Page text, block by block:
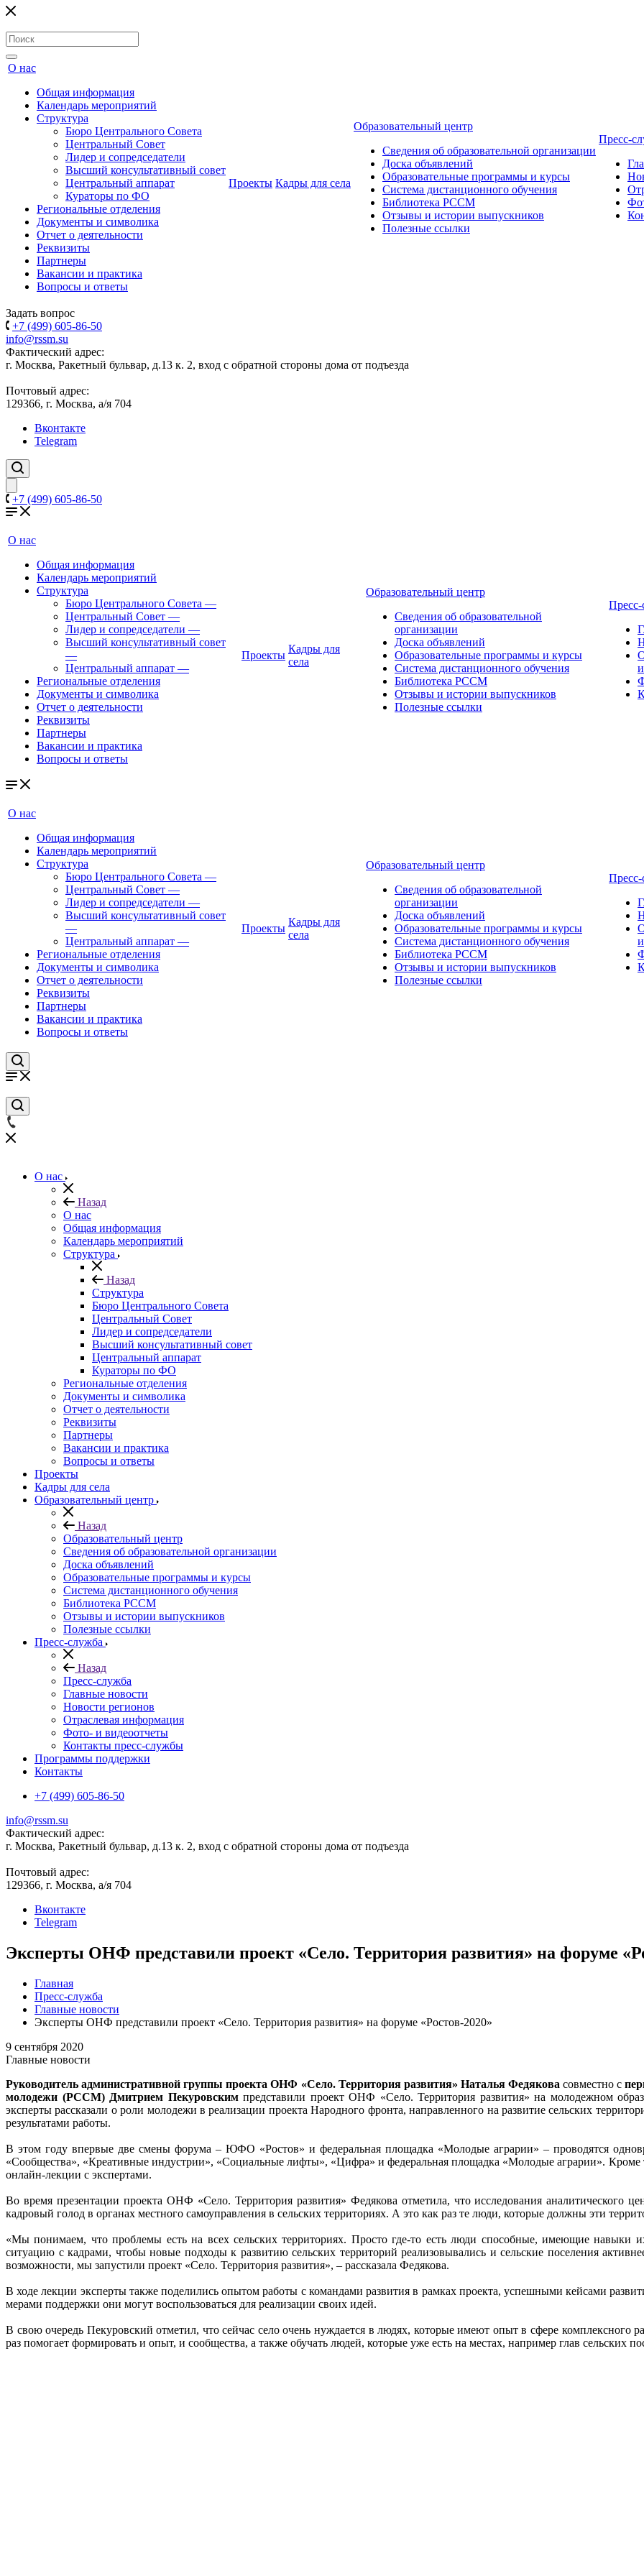
О нас
Общая информация
Календарь мероприятий
Структура
Бюро Центрального Совета
Центральный Совет
Лидер и сопредседатели
Высший консультативный совет
Центральный аппарат
Кураторы по ФО
Региональные отделения
Документы и символика
Отчет о деятельности
Реквизиты
Партнеры
Вакансии и практика
Вопросы и ответы
Проекты Кадры для села
Образовательный центр
Сведения об образовательной организации
Доска объявлений
Образовательные программы и курсы
Система дистанционного обучения
Библиотека РССМ
Отзывы и истории выпускников
Полезные ссылки
Пресс-
Задать вопрос
+7 (499) 605-86-50
info@rssm.su
Фактический адрес:
г. Москва, Ракетный бульвар, д.13 к. 2, вход с обратной стороны дома от подъезда
Почтовый адрес:
129366, г. Москва, а/я 704
Вконтакте
Telegram
+7 (499) 605-86-50
О нас
Общая информация
Календарь мероприятий
Структура
Бюро Центрального Совета —
Центральный Совет —
Лидер и сопредседатели —
Высший консультативный совет
—
Центральный аппарат —
Региональные отделения
Документы и символика
Отчет о деятельности
Реквизиты
Партнеры
Вакансии и практика
Вопросы и ответы
Проекты
Кадры для
села
Образовательный центр
Сведения об образовательной
организации
Доска объявлений
Образовательные программы и курсы
Система дистанционного обучения
Библиотека РССМ
Отзывы и истории выпускников
Полезные ссылки
Пресс-
О нас
Общая информация
Календарь мероприятий
Структура
Бюро Центрального Совета —
Центральный Совет —
Лидер и сопредседатели —
Высший консультативный совет
—
Центральный аппарат —
Региональные отделения
Документы и символика
Отчет о деятельности
Реквизиты
Партнеры
Вакансии и практика
Вопросы и ответы
Проекты
Кадры для
села
Образовательный центр
Сведения об образовательной
организации
Доска объявлений
Образовательные программы и курсы
Система дистанционного обучения
Библиотека РССМ
Отзывы и истории выпускников
Полезные ссылки
Пресс-
О нас
Назад
О нас
Общая информация
Календарь мероприятий
Структура
Назад
Структура
Бюро Центрального Совета
Центральный Совет
Лидер и сопредседатели
Высший консультативный совет
Центральный аппарат
Кураторы по ФО
Региональные отделения
Документы и символика
Отчет о деятельности
Реквизиты
Партнеры
Вакансии и практика
Вопросы и ответы
Проекты
Кадры для села
Образовательный центр
Назад
Образовательный центр
Сведения об образовательной организации
Доска объявлений
Образовательные программы и курсы
Система дистанционного обучения
Библиотека РССМ
Отзывы и истории выпускников
Полезные ссылки
Пресс-служба
Назад
Пресс-служба
Главные новости
Новости регионов
Отраслевая информация
Фото- и видеоотчеты
Контакты пресс-службы
Программы поддержки
Контакты
+7 (499) 605-86-50
info@rssm.su
Фактический адрес:
г. Москва, Ракетный бульвар, д.13 к. 2, вход с обратной стороны дома от подъезда
Почтовый адрес:
129366, г. Москва, а/я 704
Вконтакте
Telegram
Эксперты ОНФ представили проект «Село. Территория развития» на форуме
Главная
Пресс-служба
Главные новости
Эксперты ОНФ представили проект «Село. Территория развития» на форуме «Ростов-2020»
9 сентября 2020
Главные новости
Руководитель административной группы проекта ОНФ «Село. Территория развития» Наталья Федяковасовместно с
молодежи (РССМ) Дмитрием Пекуровскимпредставили проект ОНФ «Село. Территория развития» на молодежном
эксперты рассказали о роли молодежи в реализации проекта Народного фронта, направленного на развитие сельских
результатами работы.
В этом году впервые две смены форума – ЮФО «Ростов» и федеральная площадка «Молодые аграрии» – проводятся
«Сообщества», «Креативные индустрии», «Социальные лифты», «Цифра» и федеральная площадка «Молодые аграрии». Кроме
онлайн-лекции с экспертами.
Во время презентации проекта ОНФ «Село. Территория развития» Федякова отметила, что исследования аналитического
кадровый голод в органах местного самоуправления в сельских территориях. А это как раз те люди, которые должны эти
«Мы понимаем, что проблемы есть на всех сельских территориях. Просто где-то есть люди способные, имеющие навыки
ситуацию с кадрами, чтобы новые подходы к развитию сельских территорий реализовывались и сельские поселения
возможности, мы запустили проект «Село. Территория развития», – рассказала Федякова.
В ходе лекции эксперты также поделились опытом работы с командами развития в рамках проекта, успешными кейсами
мерами поддержки они могут воспользоваться для реализации своих идей.
В свою очередь Пекуровский отметил, что сейчас село очень нуждается в людях, которые имеют опыт в сфере комплексного
раз помогает формировать и опыт, и сообщества, а также обучать людей, которые уже есть на местах, например глав сельских